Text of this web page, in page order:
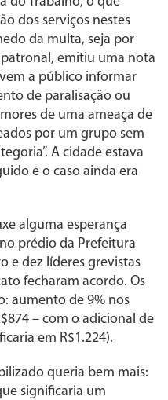
dos serviços nestes
da multa, seja por
emitiu uma nota
a público informar
de paralisação ou
de uma ameaça de
por um grupo sem
A cidade estava
e o caso ainda era
alguma esperança
prédio da Prefeitura
e dez líderes grevistas
fecharam acordo. Os
aumento de 9% nos
– com o adicional de
em R$1.224).
queria bem mais:
significaria um